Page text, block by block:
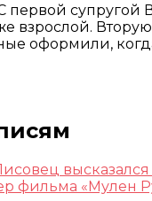
супругой
взрослой.
оформили,
фильма «Мулен